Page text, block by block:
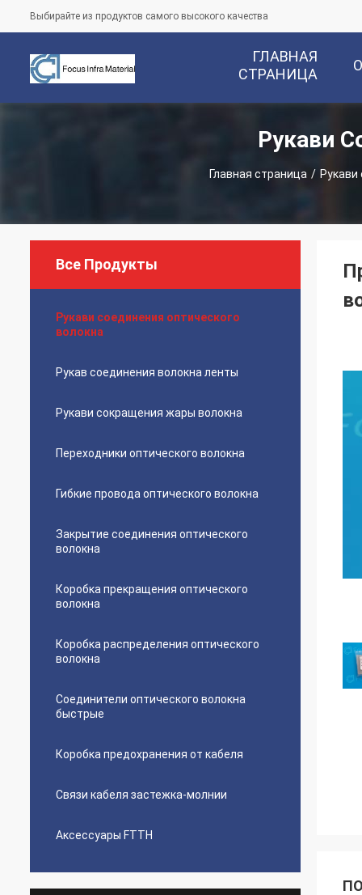
Выбирайте из продуктов самого высокого качества
ГЛАВНАЯ
СТРАНИЦА
Рукави
Главная страница / Рукави
Все Продукты
Рукави соединения оптического
волокна
Рукав соединения волокна ленты
Рукави сокращения жары волокна
Переходники оптического волокна
Гибкие провода оптического волокна
Закрытие соединения оптического
волокна
Коробка прекращения оптического
волокна
Коробка распределения оптического
волокна
Соединители оптического волокна
быстрые
Коробка предохранения от кабеля
Связи кабеля застежка-молнии
Аксессуары FTTH